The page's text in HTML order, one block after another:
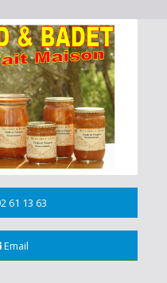
61 13 63
Email